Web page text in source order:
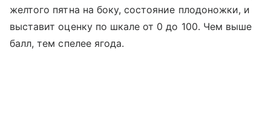
желтого пятна на боку, состояние плодоножки, и
выставит оценку по шкале от 0 до 100. Чем выше
балл, тем спелее ягода.